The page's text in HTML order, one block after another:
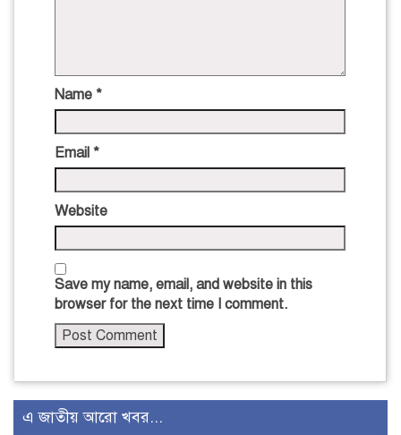
Name *
Email *
Website
Save my name, email, and website in this
browser for the next time I comment.
এ জাতীয় আরো খবর...